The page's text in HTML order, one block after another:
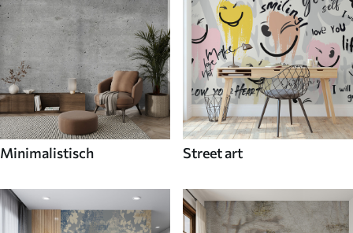
Minimalistisch Street art